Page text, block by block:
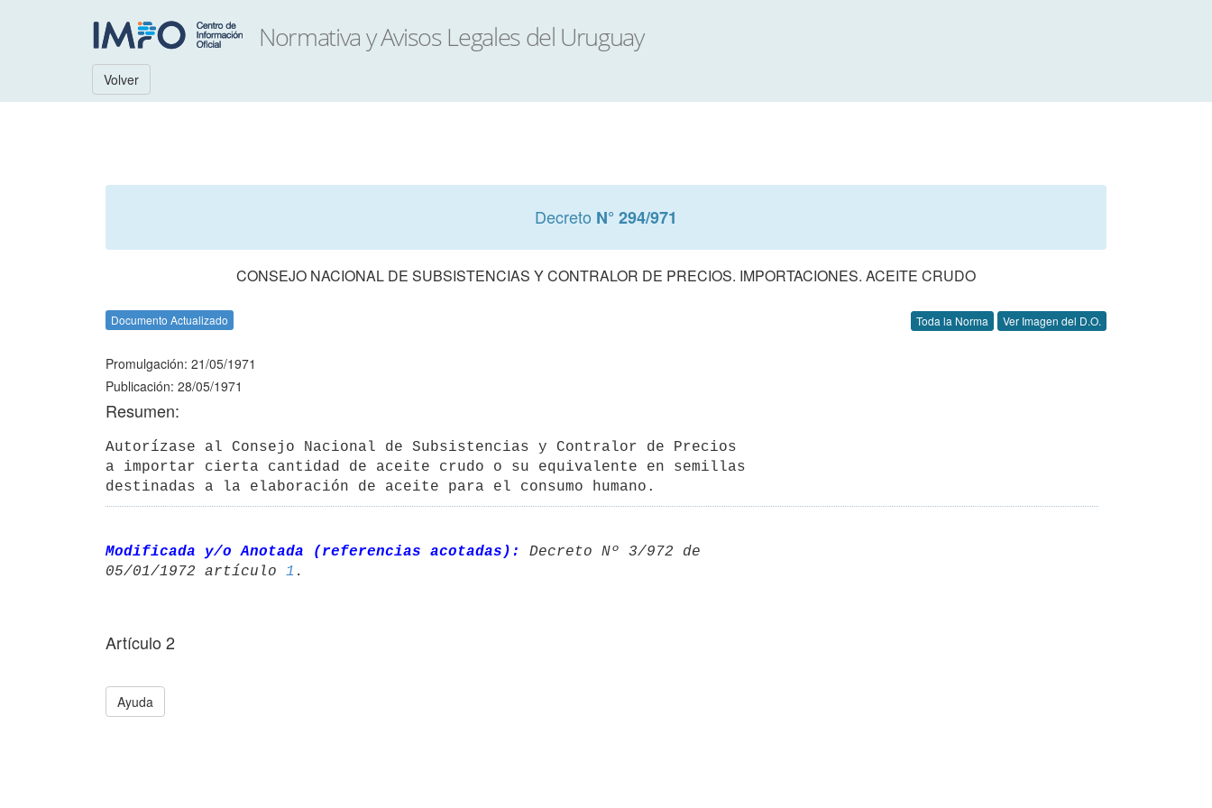
Volver
Decreto N° 294/971
CONSEJO NACIONAL DE SUBSISTENCIAS Y CONTRALOR DE PRECIOS. IMPORTACIONES. ACEITE CRUDO
Documento Actualizado Toda la Norma Ver Imagen del D.O.
Promulgación: 21/05/1971
Publicación: 28/05/1971
Resumen:
Autorízase al Consejo Nacional de Subsistencias y Contralor de Precios
a importar cierta cantidad de aceite crudo o su equivalente en semillas
destinadas a la elaboración de aceite para el consumo humano.
Modificada y/o Anotada (referencias acotadas):
Decreto Nº 3/972 de
05/01/1972 artículo 1
Artículo 2
Ayuda